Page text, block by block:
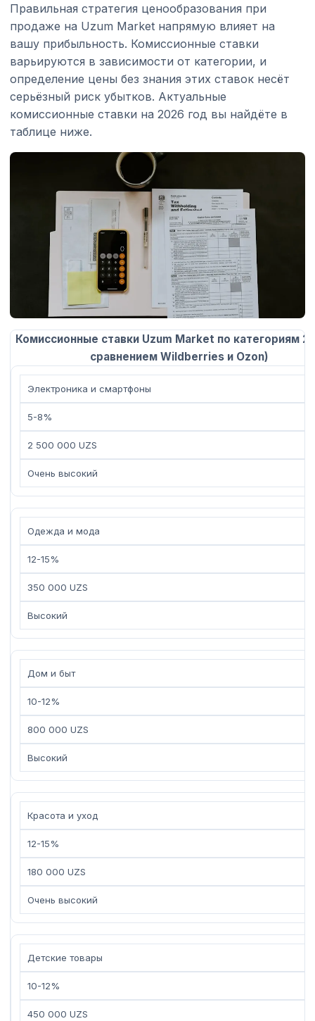
Правильная стратегия ценообразования при
продаже на Uzum Market напрямую влияет на
вашу прибыльность. Комиссионные ставки
варьируются в зависимости от категории, и
определение цены без знания этих ставок несёт
серьёзный риск убытков. Актуальные
комиссионные ставки на 2026 год вы найдёте в
таблице ниже.
Комиссионные ставки Uzum Market по категориям
сравнением Wildberries и Ozon)
Электроника и смартфоны
5-8%
2 500 000 UZS
Очень высокий
Одежда и мода
12-15%
350 000 UZS
Высокий
Дом и быт
10-12%
800 000 UZS
Высокий
Красота и уход
12-15%
180 000 UZS
Очень высокий
Детские товары
10-12%
450 000 UZS